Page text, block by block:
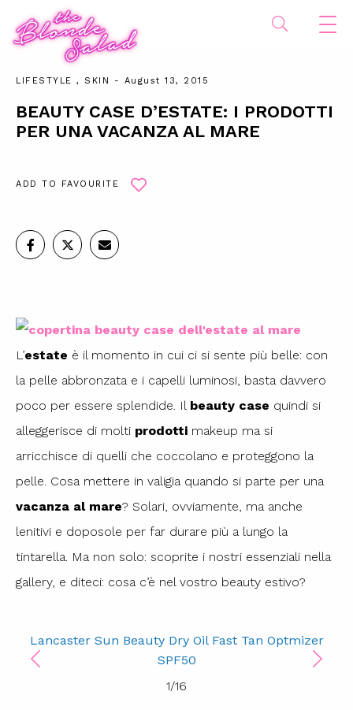
LIFESTYLE , SKIN - August 13, 2015
BEAUTY CASE D’ESTATE: I PRODOTTI
PER UNA VACANZA AL MARE
ADD TO FAVOURITE
L’estate è il momento in cui ci si sente più belle: con
la pelle abbronzata e i capelli luminosi, basta davvero
poco per essere splendide. Il beauty case quindi si
alleggerisce di molti prodotti makeup ma si
arricchisce di quelli che coccolano e proteggono la
pelle. Cosa mettere in valigia quando si parte per una
vacanza al mare? Solari, ovviamente, ma anche
lenitivi e doposole per far durare più a lungo la
tintarella. Ma non solo: scoprite i nostri essenziali nella
gallery, e diteci: cosa c’è nel vostro beauty estivo?
Lancaster Sun Beauty Dry Oil Fast Tan Optmizer
SPF50
1/16